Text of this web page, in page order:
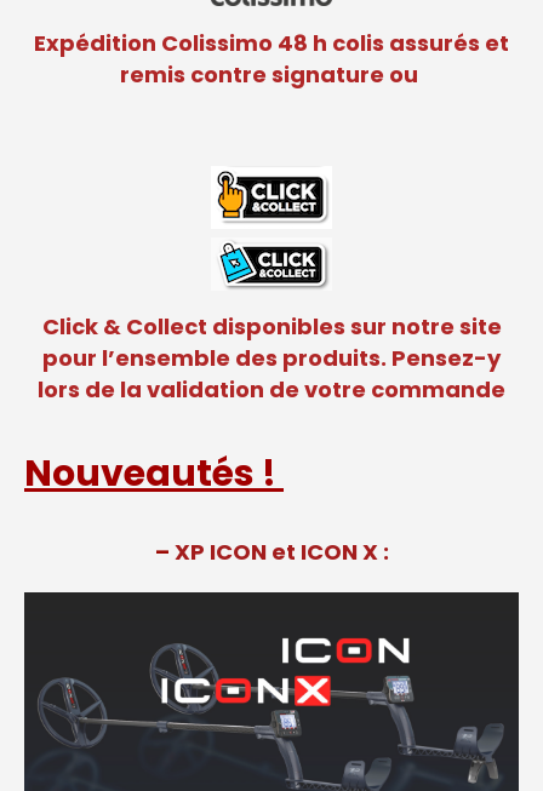
Expédition Colissimo 48 h colis assurés et
remis contre signature ou
Click & Collect disponibles sur notre site
pour l’ensemble des produits. Pensez-y
lors de la validation de votre commande
Nouveautés !
– XP ICON et ICON X :